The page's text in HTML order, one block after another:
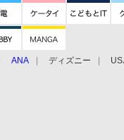
ANA ディズニー